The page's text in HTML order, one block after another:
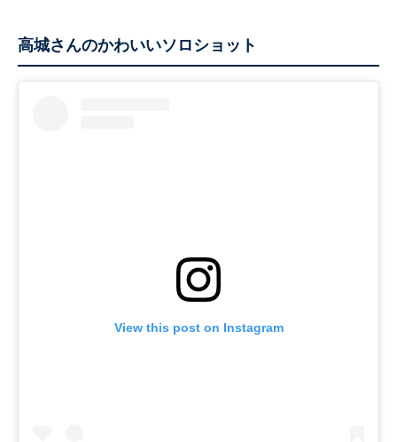
高城さんのかわいいソロショット
View this post on Instagram